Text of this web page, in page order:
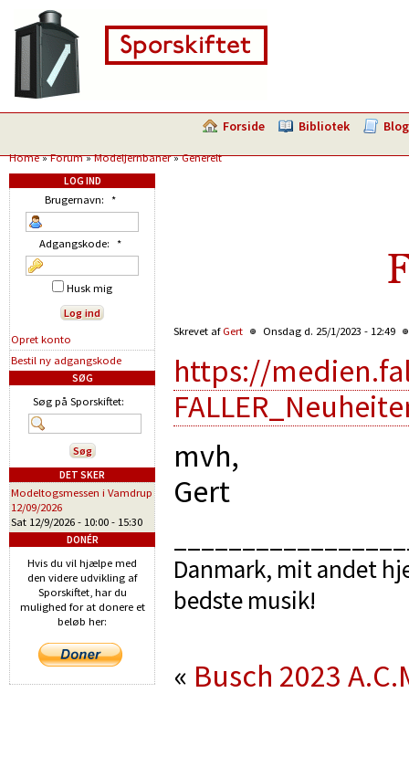
Forside Bibliotek Blog
Home»Forum»Modeljernbaner»Generelt
Skrevet af Gert Onsdag d. 25/1/2023 - 12:49
https://
mvh,
Gert
Danmark, mit andet
bedste musik!
« Busch 2023
LOG IND
Brugernavn: *
Adgangskode: *
Husk mig
Opret konto
Bestil ny adgangskode
SØG
Søg på Sporskiftet:
DET SKER
Modeltogsmessen i Vamdrup
12/09/2026
Sat 12/9/2026 - 10:00 - 15:30
DONÉR
Hvis du vil hjælpe med
den videre udvikling af
Sporskiftet, har du
mulighed for at donere et
beløb her: